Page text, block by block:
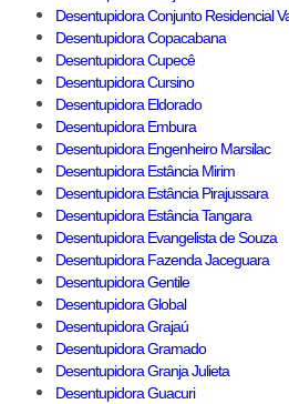
Desentupidora Conjunto Residencial
Desentupidora Copacabana
Desentupidora Cupecê
Desentupidora Cursino
Desentupidora Eldorado
Desentupidora Embura
Desentupidora Engenheiro Marsilac
Desentupidora Estância Mirim
Desentupidora Estância Pirajussara
Desentupidora Estância Tangara
Desentupidora Evangelista de Souza
Desentupidora Fazenda Jaceguara
Desentupidora Gentile
Desentupidora Global
Desentupidora Grajaú
Desentupidora Gramado
Desentupidora Granja Julieta
Desentupidora Guacuri